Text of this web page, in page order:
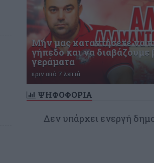
Μην μας καταντήσετε να
γήπεδο και να διαβάζουμε
γεράματα
πριν από 7 λεπτά
ΨΗΦΟΦΟΡΙΑ
Δεν υπάρχει ενεργή